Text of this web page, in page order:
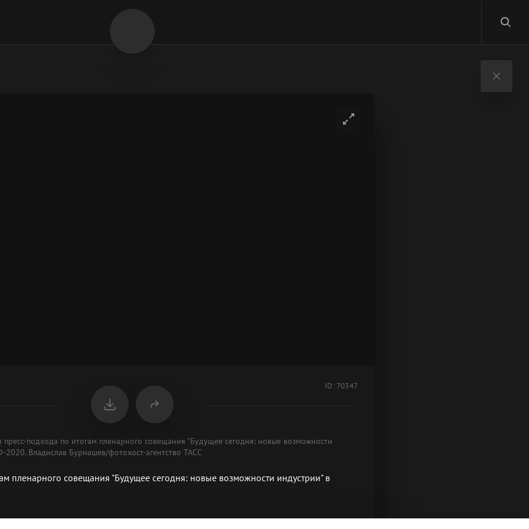
ID: 70347
подхода по итогам пленарного совещания "Будущее сегодня: новые возможности
Владислав Бурнашев/фотохост-агентство ТАСС
пленарного совещания "Будущее сегодня: новые возможности индустрии" в